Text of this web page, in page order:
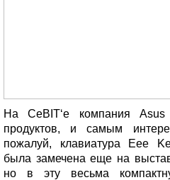
На CeBIT‘е компания
продуктов, и самым
пожалуй, клавиатура Eee
была замечена еще на
но в эту весьма